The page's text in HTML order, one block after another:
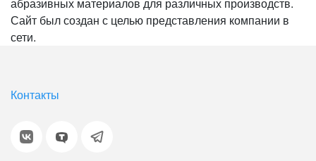
Сайт был создан с целью представления компании в
сети.
Контакты